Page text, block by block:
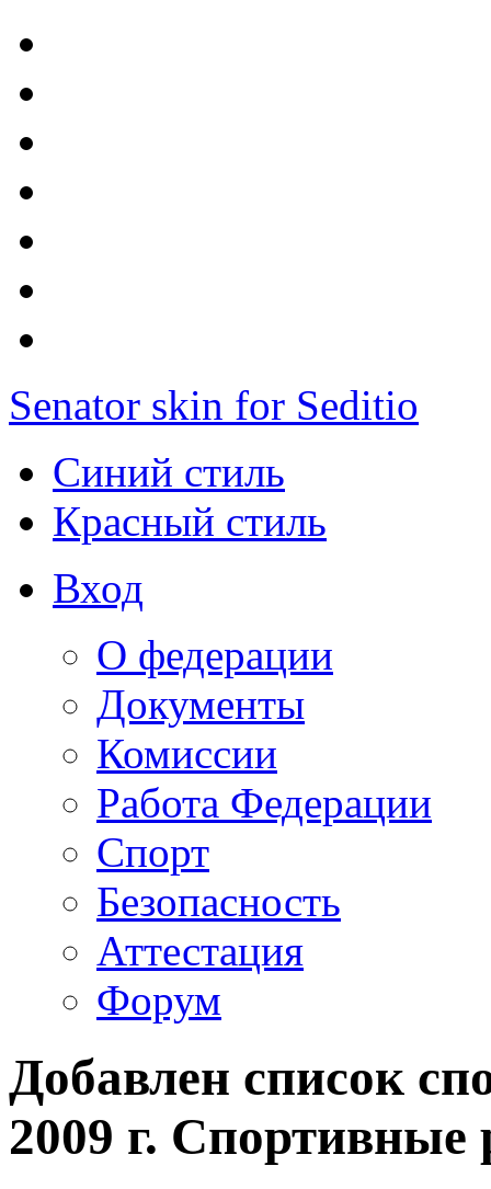
Senator skin for Seditio
Синий стиль
Красный стиль
Вход
О федерации
Документы
Комиссии
Работа Федерации
Спорт
Безопасность
Аттестация
Форум
Добавлен список
2009 г. Спортивные